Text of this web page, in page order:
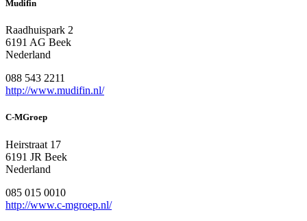
Mudifin
Raadhuispark 2
6191 AG Beek
Nederland
088 543 2211
http://www.mudifin.nl/
C-MGroep
Heirstraat 17
6191 JR Beek
Nederland
085 015 0010
http://www.c-mgroep.nl/